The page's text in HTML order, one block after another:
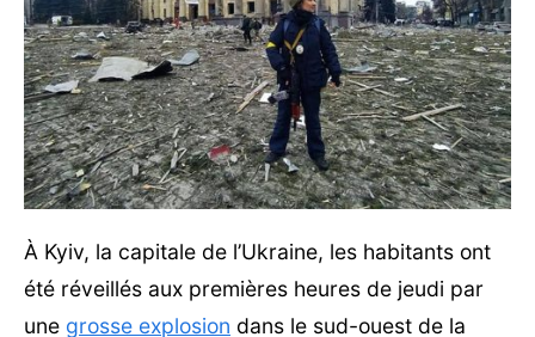
À Kyiv, la capitale de l’Ukraine, les habitants ont
été réveillés aux premières heures de jeudi par
une grosse explosion dans le sud-ouest de la